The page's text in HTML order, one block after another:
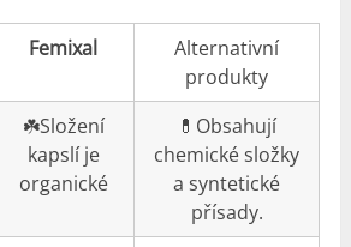
Femixal
Alternativní
produkty
☘️Složení
kapslí je
organické
💊Obsahují
chemické složky
a syntetické
přísady.